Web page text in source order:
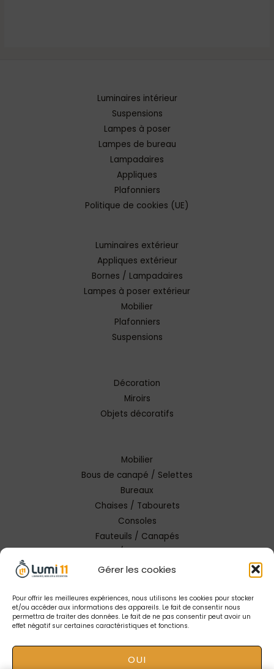
Gérer les cookies
Pour offrir les meilleures expériences, nous utilisons les cookies pour stocker
et/ou accéder aux informations des appareils. Le fait de consentir nous
permettra de traiter des données. Le fait de ne pas consentir peut avoir un
effet négatif sur certaines caractéristiques et fonctions.
OUI
Luminaires intérieur
Suspensions
Lampes à poser
Lampes de bureau
Lampadaires
Appliques
Plafonniers
Politique de cookies (UE)
Luminaires extérieur
Appliques extérieur
Bornes / Lampadaires
Lampes à poser extérieur
Mobilier
Plafonniers
Suspensions
Décoration
Miroirs
Objets décoratifs
Mobilier
Bous de canapé / Selettes
Bureaux
Chaises / Tabourets
Consoles
Fauteuils / Canapés
Tables / Tables basses
Copyright © 2026 Lumi 11 Carcassonne